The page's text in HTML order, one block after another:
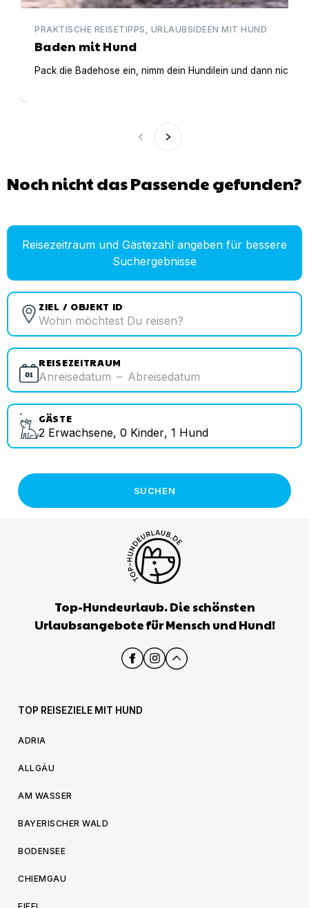
PRAKTISCHE REISETIPPS, URLAUBSIDEEN MIT HUND
Baden mit Hund
Pack die Badehose ein, nimm dein Hundilein und dann nichts
Noch nicht das Passende gefunden?
Reisezeitraum und Gästezahl angeben für bessere
Suchergebnisse
ZIEL / OBJEKT ID
REISEZEITRAUM
Anreisedatum – Abreisedatum
GÄSTE
2 Erwachsene, 0 Kinder, 1 Hund
SUCHEN
Top-Hundeurlaub. Die schönsten
Urlaubsangebote für Mensch und Hund!
TOP REISEZIELE MIT HUND
ADRIA
ALLGÄU
AM WASSER
BAYERISCHER WALD
BODENSEE
CHIEMGAU